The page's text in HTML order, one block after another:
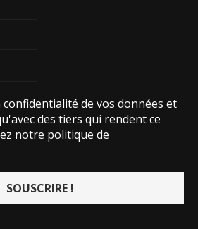
de vos données et
des tiers qui rendent ce
notre politique de